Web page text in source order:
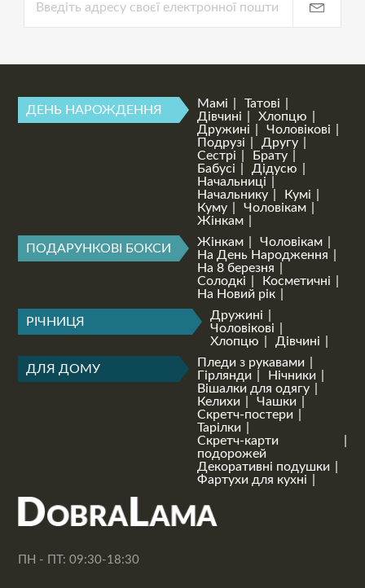
ДЕНЬ НАРОЖДЕННЯ Мамі
Татові
Дівчині
Хлопцю
Дружині
Чоловікові
Подрузі
Другу
Сестрі
Брату
Бабусі
Дідусю
Начальниці
Начальнику
Кумі
Куму
Чоловікам
Жінкам
ПОДАРУНКОВІ БОКСИ Жінкам
Чоловікам
На День Народження
На 8 березня
Солодкі
Косметичні
На Новий рік
РІЧНИЦЯ
Дружині
Чоловікові
Хлопцю
Дівчині
ДЛЯ ДОМУ
Пледи з рукавами
Гірлянди
Нічники
Вішалки для одягу
Келихи
Чашки
Скретч-постери
Тарілки
Скретч-карти
подорожей
Декоративні подушки
Фартухи для кухні
ПН - ПТ: 09:30-18:30